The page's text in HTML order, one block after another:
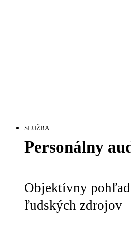
SLUŽBA
Personálny
Objektívny
ľudských zdrojov